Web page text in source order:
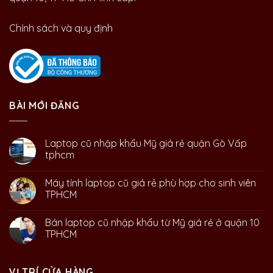
Chính sách và quy định
BÀI MỚI ĐĂNG
Laptop cũ nhập khẩu Mỹ giá rẻ quận Gò Vấp
tphcm
Máy tính laptop cũ giá rẻ phù hợp cho sinh viên
TPHCM
Bán laptop cũ nhập khẩu từ Mỹ giá rẻ ở quận 10
TPHCM